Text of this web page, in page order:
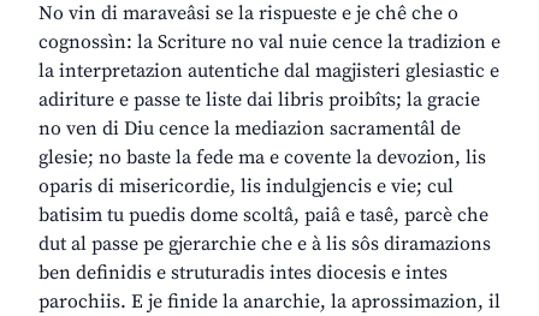
No vin di maraveâsi se la rispueste e je chê che o
cognossìn: la Scriture no val nuie cence la tradizion e
la interpretazion autentiche dal magjisteri glesiastic e
adiriture e passe te liste dai libris proibîts; la gracie
no ven di Diu cence la mediazion sacramentâl de
glesie; no baste la fede ma e covente la devozion, lis
oparis di misericordie, lis indulgjencis e vie; cul
batisim tu puedis dome scoltâ, paiâ e tasê, parcè che
dut al passe pe gjerarchie che e à lis sôs diramazions
ben definidis e struturadis intes diocesis e intes
parochiis. E je finide la anarchie, la aprossimazion, il